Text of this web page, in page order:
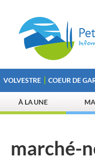
VOLVESTRE COEUR DE
À LA UNE
marché-